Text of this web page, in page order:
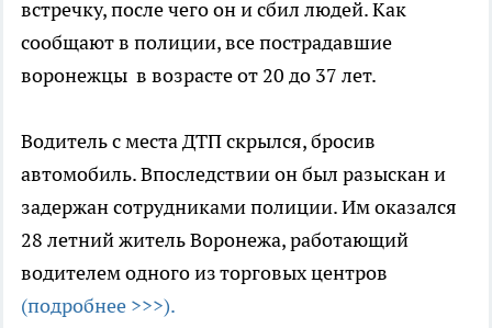
встречку, после чего он и сбил людей. Как
сообщают в полиции, все пострадавшие
воронежцы в возрасте от 20 до 37 лет.
Водитель с места ДТП скрылся, бросив
автомобиль. Впоследствии он был разыскан и
задержан сотрудниками полиции. Им оказался
28 летний житель Воронежа, работающий
водителем одного из торговых центров
(подробнее >>>).